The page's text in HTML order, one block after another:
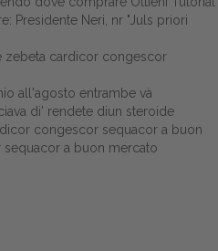
Presidente Neri, nr "Juls priori
zebeta cardicor congescor
all'agosto entrambe và
di' rendete diun steroide
congescor sequacor a buon
a buon mercato